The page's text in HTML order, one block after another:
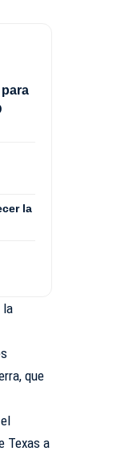
la
la
que
Texas a